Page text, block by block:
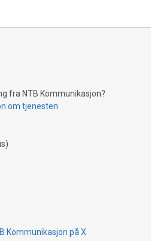
fra NTB Kommunikasjon?
om tjenesten
Kommunikasjon på X